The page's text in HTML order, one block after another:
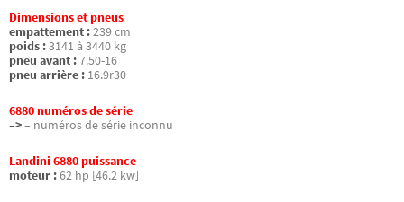
Dimensions et pneus
empattement :239 cm
poids :3141 à 3440 kg
pneu avant :7.50-16
pneu arrière : 16.9r30
6880 numéros de série
–>– numéros de série inconnu
Landini 6880 puissance
moteur :62 hp [46.2 kw]